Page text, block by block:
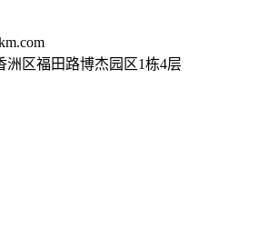
洲区福田路博杰园区1栋4层